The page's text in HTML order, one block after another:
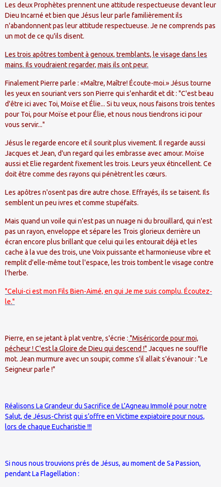
Les deux Prophètes prennent une attitude respectueuse devant leur
Dieu Incarné et bien que Jésus leur parle familièrement ils
n'abandonnent pas leur attitude respectueuse. Je ne comprends pas
un mot de ce qu'ils disent.
Les trois apôtres tombent à genoux, tremblants, le visage dans les
mains. Ils voudraient regarder, mais ils ont peur.
Finalement Pierre parle : «Maître, Maître! Écoute-moi.» Jésus tourne
les yeux en souriant vers son Pierre qui s'enhardit et dit : "C'est beau
d'être ici avec Toi, Moïse et Élie... Si tu veux, nous faisons trois tentes
pour Toi, pour Moïse et pour Élie, et nous nous tiendrons ici pour
vous servir..."
Jésus le regarde encore et il sourit plus vivement. Il regarde aussi
Jacques et Jean, d'un regard qui les embrasse avec amour. Moïse
aussi et Elie regardent fixement les trois. Leurs yeux étincellent. Ce
doit être comme des rayons qui pénètrent les cœurs.
Les apôtres n'osent pas dire autre chose. Effrayés, ils se taisent. Ils
semblent un peu ivres et comme stupéfaits.
Mais quand un voile qui n'est pas un nuage ni du brouillard, qui n'est
pas un rayon, enveloppe et sépare les Trois glorieux derrière un
écran encore plus brillant que celui qui les entourait déjà et les
cache à la vue des trois, une Voix puissante et harmonieuse vibre et
remplit d'elle-même tout l'espace, les trois tombent le visage contre
l'herbe.
"Celui-ci est mon Fils Bien-Aimé, en qui Je me suis complu. Écoutez-
le."
Pierre, en se jetant à plat ventre, s'écrie : "Miséricorde pour moi,
pécheur ! C'est la Gloire de Dieu qui descend !" Jacques ne souffle
mot. Jean murmure avec un soupir, comme s'il allait s'évanouir : "Le
Seigneur parle !"
Réalisons La Grandeur du Sacrifice de L’Agneau Immolé pour notre
Salut, de Jésus-Christqui s’offre en Victime expiatoire pour nous,
lors de chaque Eucharistie !!!
Si nous nous trouvions prés de Jésus, au moment de Sa Passion,
pendant La Flagellation :